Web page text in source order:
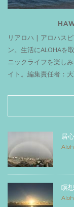
リアロハ | アロハス
ン。生活にALOHAを
ニックライフを楽し
イト。編集責任者：
居
瞑